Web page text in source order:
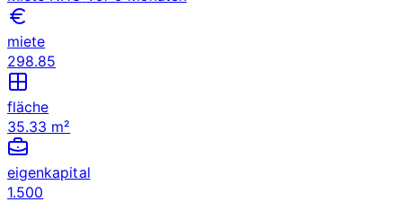
miete
298.85
fläche
35.33 m²
eigenkapital
1.500